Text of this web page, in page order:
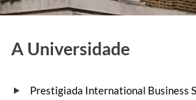
A Universidade
Prestigiada International Business